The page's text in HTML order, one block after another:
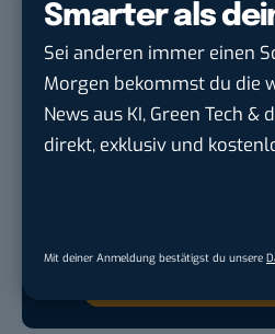
Smarter als
Sei anderen immer einen
Morgen bekommst du die
News aus KI, Green Tech
direkt, exklusiv und
Mit deiner Anmeldung bestätigst du unsere
Google lässt dich jetzt
welche Quellen du in
siehst. Mit zwei
Tech-Journalismus